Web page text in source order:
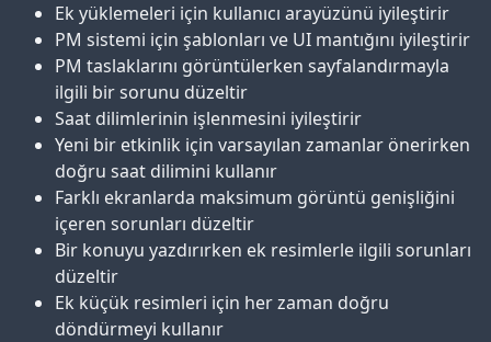
Ek yüklemeleri için kullanıcı arayüzünü iyileştirir
PM sistemi için şablonları ve UI mantığını iyileştirir
PM taslaklarını görüntülerken sayfalandırmayla
ilgili bir sorunu düzeltir
Saat dilimlerinin işlenmesini iyileştirir
Yeni bir etkinlik için varsayılan zamanlar önerirken
doğru saat dilimini kullanır
Farklı ekranlarda maksimum görüntü genişliğini
içeren sorunları düzeltir
Bir konuyu yazdırırken ek resimlerle ilgili sorunları
düzeltir
Ek küçük resimleri için her zaman doğru
döndürmeyi kullanır